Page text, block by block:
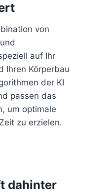
von
auf Ihr
Ihren Körperbau
der KI
passen das
um optimale
zu erzielen.
dahinter